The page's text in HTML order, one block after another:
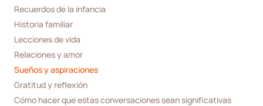
Recuerdos de la infancia
Historia familiar
Lecciones de vida
Relaciones y amor
Sueños y aspiraciones
Gratitud y reflexión
Cómo hacer que estas conversaciones sean significativas